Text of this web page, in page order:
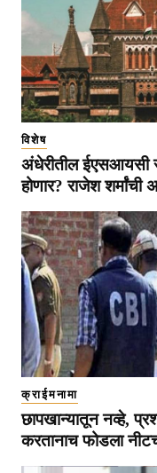
विशेष
अंधेरीतील ईएसआयसी
होणार? राजेश शर्मांची
क्राईमनामा
छापखान्यातून नव्हे,
करतानाच फोडला